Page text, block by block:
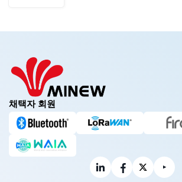
채택자 회원